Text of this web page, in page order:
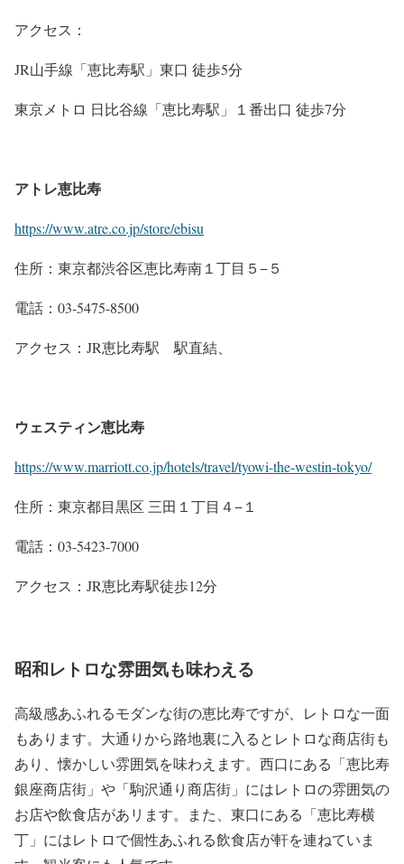
アクセス：
JR山手線「恵比寿駅」東口 徒歩5分
東京メトロ 日比谷線「恵比寿駅」１番出口 徒歩7分
アトレ恵比寿
https://www.atre.co.jp/store/ebisu
住所：東京都渋谷区恵比寿南１丁目５−５
電話：03-5475-8500
アクセス：JR恵比寿駅 駅直結、
ウェスティン恵比寿
https://www.marriott.co.jp/hotels/travel/tyowi-the-westin-tokyo/
住所：東京都目黒区 三田１丁目４−１
電話：03-5423-7000
アクセス：JR恵比寿駅徒歩12分
昭和レトロな雰囲気も味わえる
高級感あふれるモダンな街の恵比寿ですが、レトロな一面
もあります。大通りから路地裏に入るとレトロな商店街も
あり、懐かしい雰囲気を味わえます。西口にある「恵比寿
銀座商店街」や「駒沢通り商店街」にはレトロの雰囲気の
お店や飲食店があリます。また、東口にある「恵比寿横
丁」にはレトロで個性あふれる飲食店が軒を連ねていま